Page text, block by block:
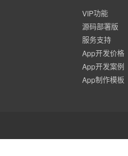
VIP功能
源码部署版
服务支持
App开发价格
App开发案例
App制作模板